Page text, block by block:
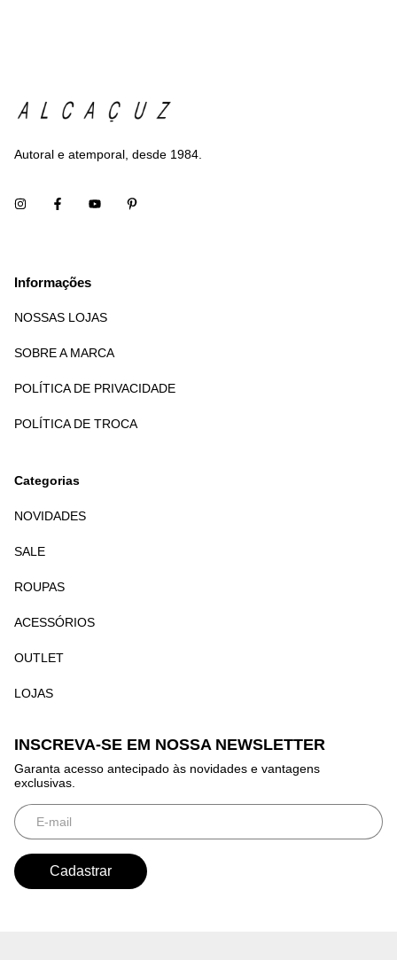
Autoral e atemporal, desde 1984.
Informações
NOSSAS LOJAS
SOBRE A MARCA
POLÍTICA DE PRIVACIDADE
POLÍTICA DE TROCA
Categorias
NOVIDADES
SALE
ROUPAS
ACESSÓRIOS
OUTLET
LOJAS
INSCREVA-SE EM NOSSA NEWSLETTER
Garanta acesso antecipado às novidades e vantagens
exclusivas.